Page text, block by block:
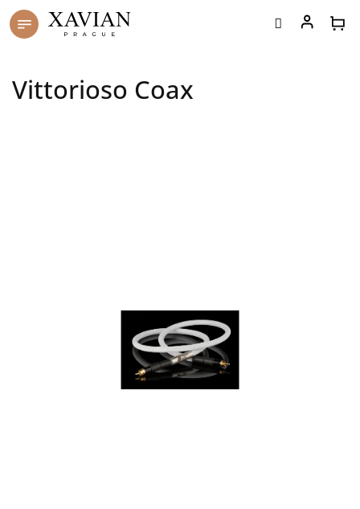
Přejít
na
Vittorioso Coax